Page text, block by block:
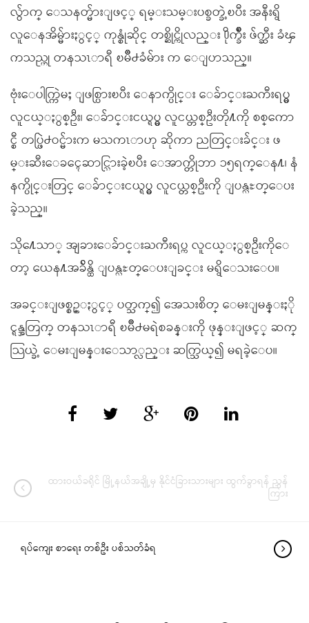
လွ်ာက္ ေသနတ္မ်ားျဖင့္ ရမ္းသမ္းပစ္ခတ္ခဲ့ၿပီး အနီးရွိ
လူေနအိမ္မ်ားႏွင့္ ကုန္စုံဆိုင္ တစ္ဆိုင္ကိုလည္း ႐ိုက္ခ်ိဳး ဖ်က္ဆီး ခံၾ
ကသည္ဟု တနသၤာရီ ၿမိဳ႕ခံမ်ား က ေျပာသည္။
ဗုံးေပါက္ကြဲမႈ ျဖစ္ပြားၿပီး ေနာက္ပိုင္း ေခ်ာင္းႀကီးရပ္မွ
လူငယ္ႏွစ္ဦး၊ ေခ်ာင္းငယ္ရပ္မွ လူငယ္တစ္ဦးတို႔ကို စစ္ေကာ
င္စီ တပ္ဖြဲ႕ဝင္မ်ားက မသကၤာဟု ဆိုကာ ညတြင္းခ်င္း ဖ
မ္းဆီးေခၚေဆာင္သြားခဲ့ၿပီး ေအာက္တိုဘာ ၁၅ရက္ေန႔၊ နံ
နက္ပိုင္းတြင္ ေခ်ာင္းငယ္ရပ္မွ လူငယ္တစ္ဦးကို ျပန္လႊတ္ေပး
ခဲ့သည္။
သို႔ေသာ္ အျခားေခ်ာင္းႀကီးရပ္က လူငယ္ႏွစ္ဦးကိုေ
တာ့ ယေန႔အခ်ိန္ထိ ျပန္လႊတ္ေပးျခင္း မရွိေသးေပ။
အခင္းျဖစ္စဥ္ႏွင့္ ပတ္သက္၍ အေသးစိတ္ ေမးျမန္းႏို
င္ရန္အတြက္ တနသၤာရီ ၿမိဳ႕မရဲစခန္းကို ဖုန္းျဖင့္ ဆက္
သြယ္ခဲ့ ေမးျမန္းေသာ္လည္း ဆက္သြယ္၍ မရခဲ့ေပ။
ထားဝယ်ခရိုင် မြို့နယ်အချို့မှ နိုင်ငံခြားသားများ ထွက်ခွာရန် ညွှန်
ကြား
ရပ်ကျေး စာရေး တစ်ဦး ပစ်သတ်ခံရ